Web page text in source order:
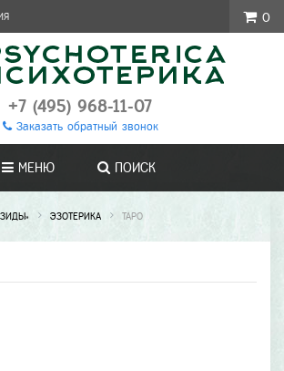
+7 (495) 968-11-07
Заказать обратный звонок
МЕНЮ ПОИСК
ЭЗОТЕРИКА ТАРО
0